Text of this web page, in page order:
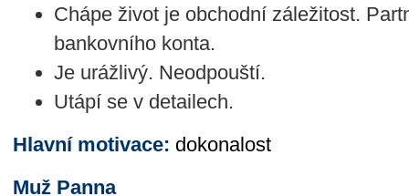
Chápe život je obchodní záležitost.
bankovního konta.
Je urážlivý. Neodpouští.
Utápí se v detailech.
Hlavní motivace: dokonalost
Muž Panna